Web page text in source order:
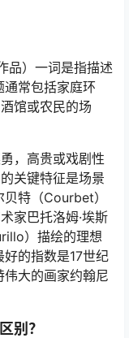
品）一词是指描述
通常包括家庭环
馆或农民的场
，高贵或戏剧性
关键特征是场景
特（Courbet）
家巴托洛姆·埃斯
）描绘的理想
的指数是17世纪
大的画家约翰尼
别？